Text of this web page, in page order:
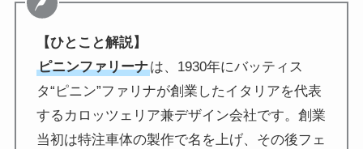
【ひとこと解説】
ピニンファリーナは、1930年にバッティス
タ“ピニン”ファリナが創業したイタリアを代表
するカロッツェリア兼デザイン会社です。創業
当初は特注車体の製作で名を上げ、その後フェ